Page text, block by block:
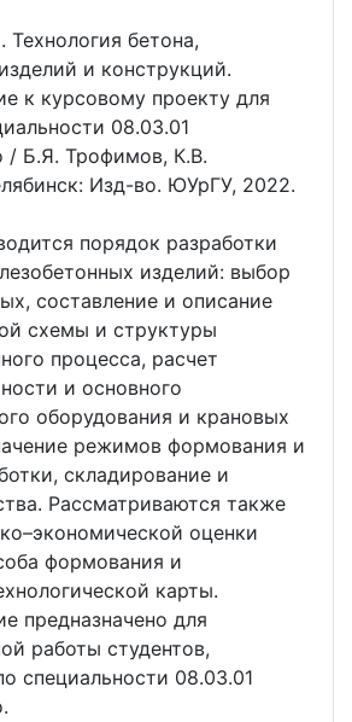
бетона,
и конструкций.
к курсовому проекту для
08.03.01
/ Б.Я. Трофимов, К.В.
Изд-во. ЮУрГУ, 2022.
порядок разработки
изделий: выбор
составление и описание
схемы и структуры
процесса, расчет
и основного
оборудования и крановых
режимов формования и
складирование и
Рассматриваются также
оценки
формования и
карты.
предназначено для
работы студентов,
специальности 08.03.01